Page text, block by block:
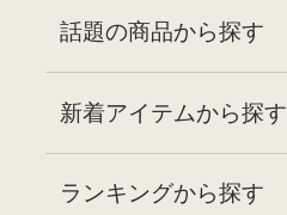
話題の商品から探す
新着アイテムから探す
ランキングから探す